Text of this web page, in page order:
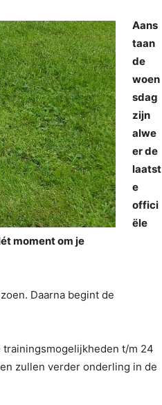
Aans
taan
de
woen
sdag
zijn
alwe
er de
laatst
e
offici
ële
moment om je
Daarna begint de
t/m 24
zullen verder onderling in de